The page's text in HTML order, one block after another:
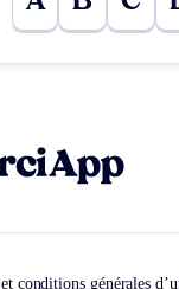
conditions générales